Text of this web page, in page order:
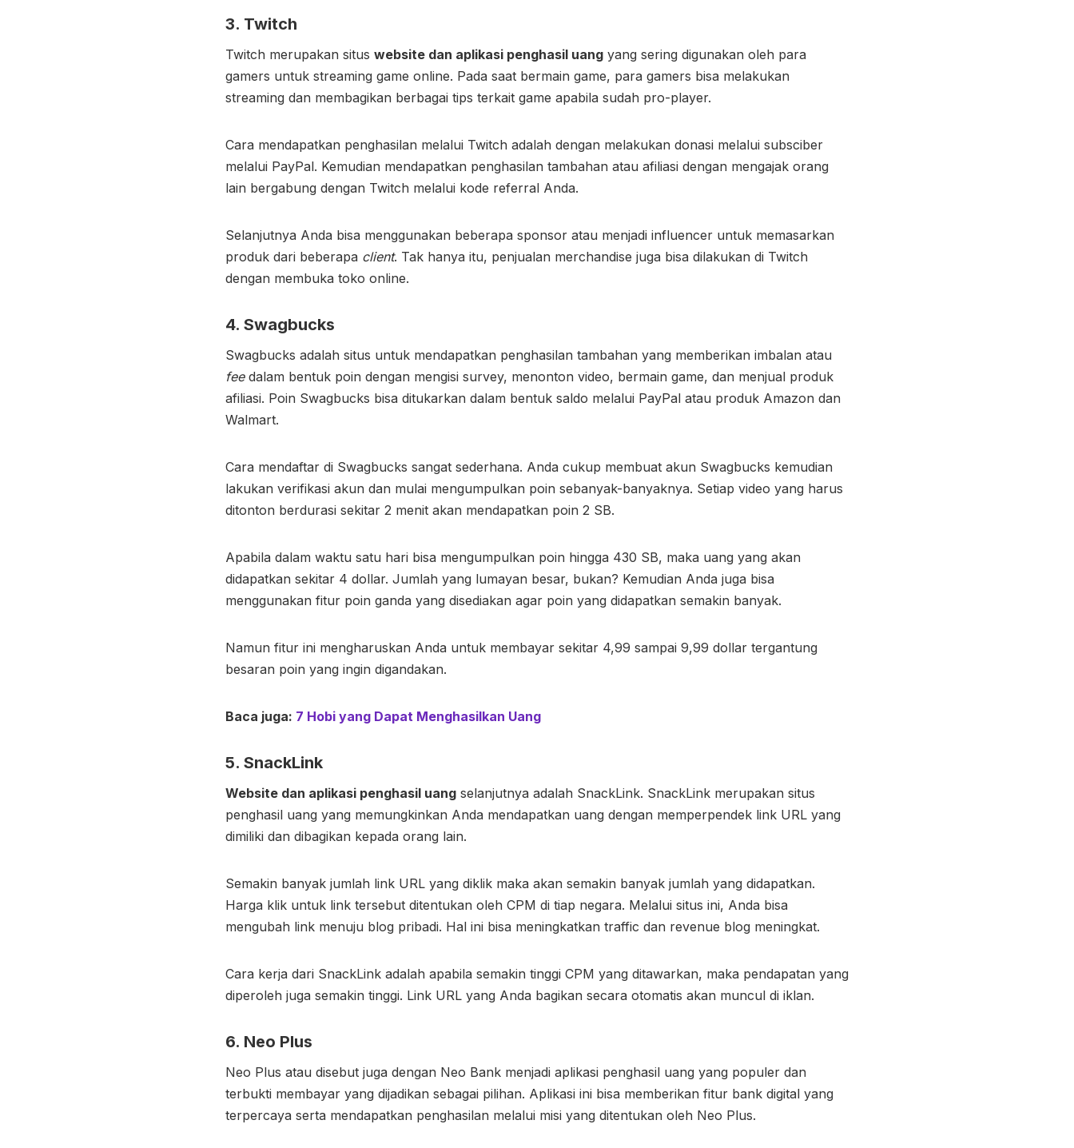
3. Twitch
Twitch merupakan situs website dan aplikasi penghasil uang yang sering digunakan oleh para
gamers untuk streaming game online. Pada saat bermain game, para gamers bisa melakukan
streaming dan membagikan berbagai tips terkait game apabila sudah pro-player.
Cara mendapatkan penghasilan melalui Twitch adalah dengan melakukan donasi melalui subsciber
melalui PayPal. Kemudian mendapatkan penghasilan tambahan atau afiliasi dengan mengajak orang
lain bergabung dengan Twitch melalui kode referral Anda.
Selanjutnya Anda bisa menggunakan beberapa sponsor atau menjadi influencer untuk memasarkan
produk dari beberapa client. Tak hanya itu, penjualan merchandise juga bisa dilakukan di Twitch
dengan membuka toko online.
4. Swagbucks
Swagbucks adalah situs untuk mendapatkan penghasilan tambahan yang memberikan imbalan atau
feedalam bentuk poin dengan mengisi survey, menonton video, bermain game, dan menjual produk
afiliasi. Poin Swagbucks bisa ditukarkan dalam bentuk saldo melalui PayPal atau produk Amazon dan
Walmart.
Cara mendaftar di Swagbucks sangat sederhana. Anda cukup membuat akun Swagbucks kemudian
lakukan verifikasi akun dan mulai mengumpulkan poin sebanyak-banyaknya. Setiap video yang harus
ditonton berdurasi sekitar 2 menit akan mendapatkan poin 2 SB.
Apabila dalam waktu satu hari bisa mengumpulkan poin hingga 430 SB, maka uang yang akan
didapatkan sekitar 4 dollar. Jumlah yang lumayan besar, bukan? Kemudian Anda juga bisa
menggunakan fitur poin ganda yang disediakan agar poin yang didapatkan semakin banyak.
Namun fitur ini mengharuskan Anda untuk membayar sekitar 4,99 sampai 9,99 dollar tergantung
besaran poin yang ingin digandakan.
Baca juga: 7 Hobi yang Dapat Menghasilkan Uang
5. SnackLink
Website dan aplikasi penghasil uang selanjutnya adalah SnackLink. SnackLink merupakan situs
penghasil uang yang memungkinkan Anda mendapatkan uang dengan memperpendek link URL yang
dimiliki dan dibagikan kepada orang lain.
Semakin banyak jumlah link URL yang diklik maka akan semakin banyak jumlah yang didapatkan.
Harga klik untuk link tersebut ditentukan oleh CPM di tiap negara. Melalui situs ini, Anda bisa
mengubah link menuju blog pribadi. Hal ini bisa meningkatkan traffic dan revenue blog meningkat.
Cara kerja dari SnackLink adalah apabila semakin tinggi CPM yang ditawarkan, maka pendapatan yang
diperoleh juga semakin tinggi. Link URL yang Anda bagikan secara otomatis akan muncul di iklan.
6. Neo Plus
Neo Plus atau disebut juga dengan Neo Bank menjadi aplikasi penghasil uang yang populer dan
terbukti membayar yang dijadikan sebagai pilihan. Aplikasi ini bisa memberikan fitur bank digital yang
terpercaya serta mendapatkan penghasilan melalui misi yang ditentukan oleh Neo Plus.